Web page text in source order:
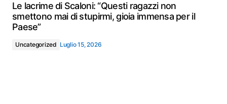
Le lacrime di Scaloni: “Questi ragazzi non
smettono mai di stupirmi, gioia immensa per il
Paese”
Uncategorized Luglio 15, 2026